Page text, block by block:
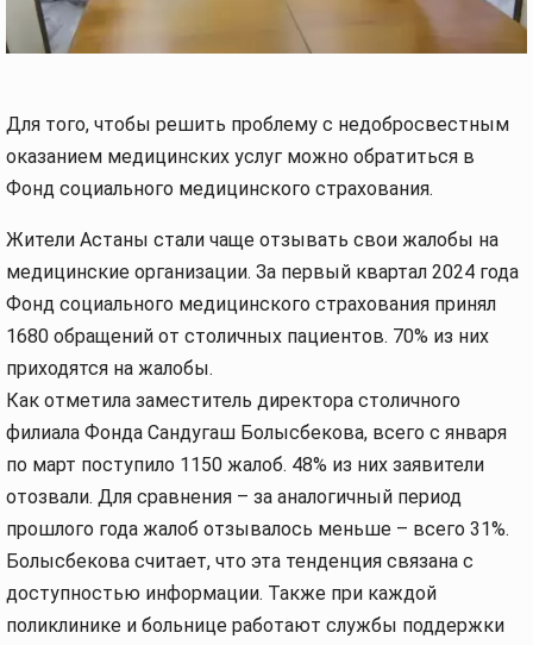
Для того, чтобы решить проблему с недобросвестным
оказанием медицинских услуг можно обратиться в
Фонд социального медицинского страхования.
Жители Астаны стали чаще отзывать свои жалобы на
медицинские организации. За первый квартал 2024 года
Фонд социального медицинского страхования принял
1680 обращений от столичных пациентов. 70% из них
приходятся на жалобы.
Как отметила заместитель директора столичного
филиала Фонда Сандугаш Болысбекова, всего с января
по март поступило 1150 жалоб. 48% из них заявители
отозвали. Для сравнения – за аналогичный период
прошлого года жалоб отзывалось меньше – всего 31%.
Болысбекова считает, что эта тенденция связана с
доступностью информации. Также при каждой
поликлинике и больнице работают службы поддержки